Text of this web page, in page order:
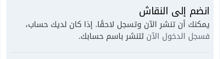
انضم إلى النقاش
يمكنك أن تنشر الآن وتسجل لاحقًا. إذا كان لديك حساب،
فسجل الدخول الآن لتنشر باسم حسابك.